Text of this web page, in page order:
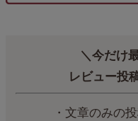
＼今だけ
レビュー投
・文章のみの